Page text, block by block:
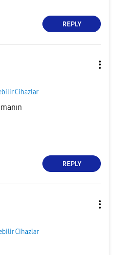
REPLY
Cihazlar
REPLY
Cihazlar